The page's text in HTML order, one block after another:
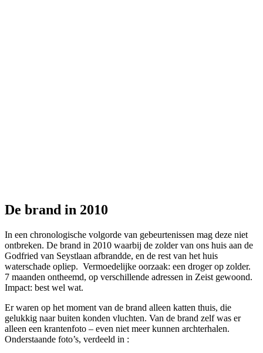
De brand in 2010
In een chronologische volgorde van gebeurtenissen mag deze niet
ontbreken. De brand in 2010 waarbij de zolder van ons huis aan de
Godfried van Seystlaan afbrandde, en de rest van het huis
waterschade opliep. Vermoedelijke oorzaak: een droger op zolder.
7 maanden ontheemd, op verschillende adressen in Zeist gewoond.
Impact: best wel wat.
Er waren op het moment van de brand alleen katten thuis, die
gelukkig naar buiten konden vluchten. Van de brand zelf was er
alleen een krantenfoto – even niet meer kunnen archterhalen.
Onderstaande foto’s, verdeeld in :